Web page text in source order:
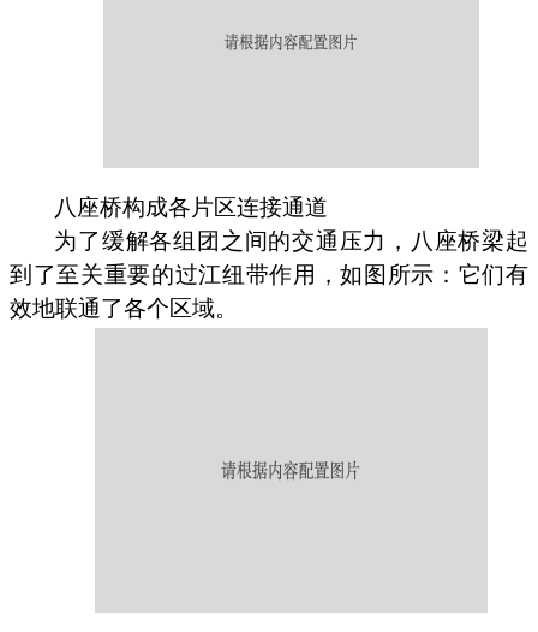
八座桥构成各片区连接通道
为了缓解各组团之间的交通压力，八座桥梁起
到了至关重要的过江纽带作用，如图所示：它们有
效地联通了各个区域。